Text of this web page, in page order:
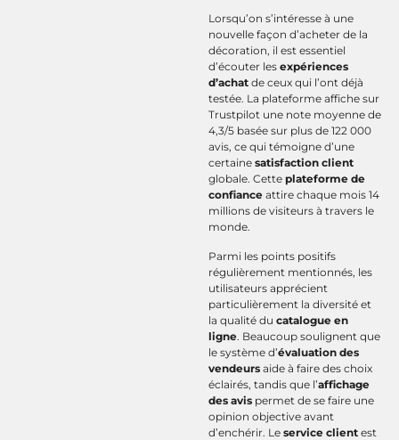
Lorsqu’on s’intéresse à une
nouvelle façon d’acheter de la
décoration, il est essentiel
d’écouter les expériences
d’achat de ceux qui l’ont déjà
testée. La plateforme affiche sur
Trustpilot une note moyenne de
4,3/5 basée sur plus de 122 000
avis, ce qui témoigne d’une
certaine satisfaction client
globale. Cette plateforme de
confiance attire chaque mois 14
millions de visiteurs à travers le
monde.
Parmi les points positifs
régulièrement mentionnés, les
utilisateurs apprécient
particulièrement la diversité et
la qualité du catalogue en
ligne. Beaucoup soulignent que
le système d’évaluation des
vendeurs aide à faire des choix
éclairés, tandis que l’affichage
des avis permet de se faire une
opinion objective avant
d’enchérir. Le service client est